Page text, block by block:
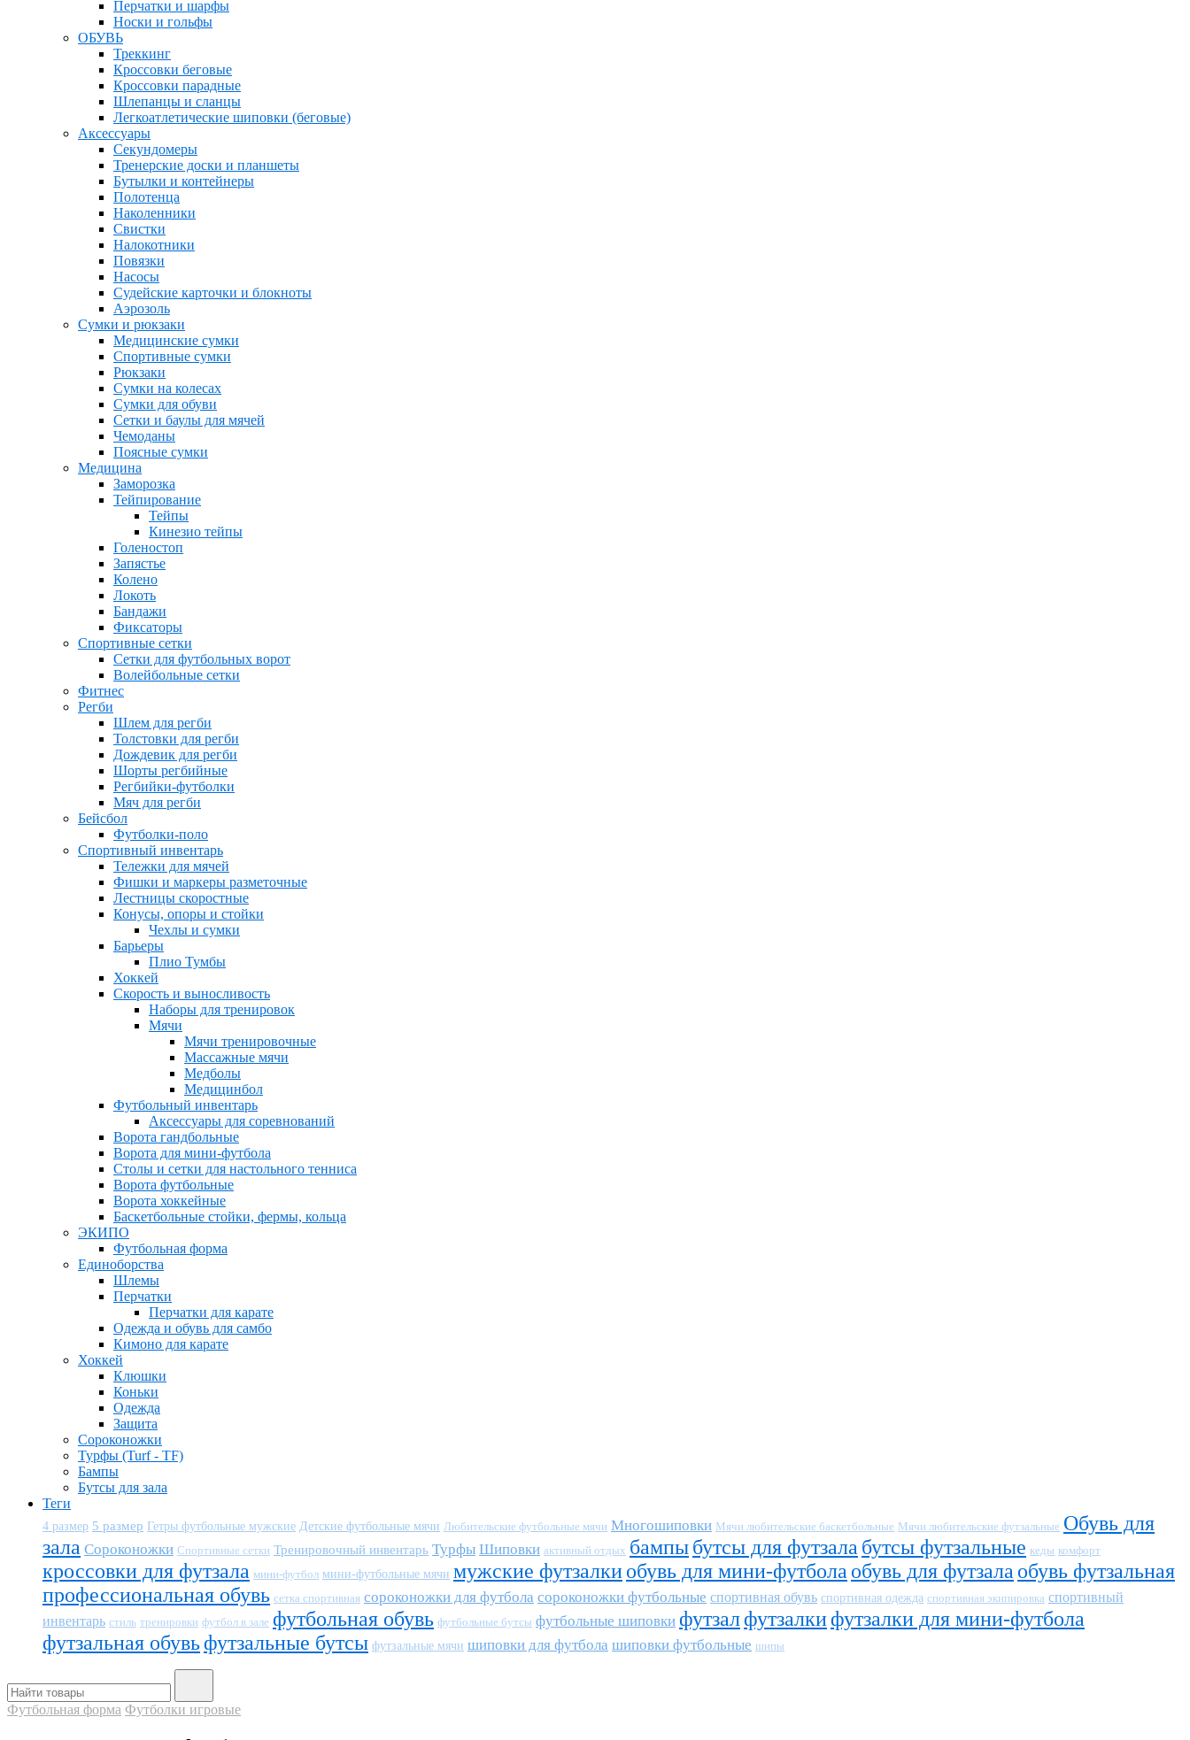
Перчатки и шарфы
Носки и гольфы
ОБУВЬ
Треккинг
Кроссовки беговые
Кроссовки парадные
Шлепанцы и сланцы
Легкоатлетические шиповки (беговые)
Аксессуары
Секундомеры
Тренерские доски и планшеты
Бутылки и контейнеры
Полотенца
Наколенники
Свистки
Налокотники
Повязки
Насосы
Судейские карточки и блокноты
Аэрозоль
Сумки и рюкзаки
Медицинские сумки
Спортивные сумки
Рюкзаки
Сумки на колесах
Сумки для обуви
Сетки и баулы для мячей
Чемоданы
Поясные сумки
Медицина
Заморозка
Тейпирование
Тейпы
Кинезио тейпы
Голеностоп
Запястье
Колено
Локоть
Бандажи
Фиксаторы
Спортивные сетки
Сетки для футбольных ворот
Волейбольные сетки
Фитнес
Регби
Шлем для регби
Толстовки для регби
Дождевик для регби
Шорты регбийные
Регбийки-футболки
Мяч для регби
Бейсбол
Футболки-поло
Спортивный инвентарь
Тележки для мячей
Фишки и маркеры разметочные
Лестницы скоростные
Конусы, опоры и стойки
Чехлы и сумки
Барьеры
Плио Тумбы
Хоккей
Скорость и выносливость
Наборы для тренировок
Мячи
Мячи тренировочные
Массажные мячи
Медболы
Медицинбол
Футбольный инвентарь
Аксессуары для соревнований
Ворота гандбольные
Ворота для мини-футбола
Столы и сетки для настольного тенниса
Ворота футбольные
Ворота хоккейные
Баскетбольные стойки, фермы, кольца
ЭКИПО
Футбольная форма
Единоборства
Шлемы
Перчатки
Перчатки для карате
Одежда и обувь для самбо
Кимоно для карате
Хоккей
Клюшки
Коньки
Одежда
Защита
Сороконожки
Турфы (Turf - TF)
Бампы
Бутсы для зала
Теги
4 размер 5 размер Гетры футбольные мужские Детские футбольные мячи Любительские футбольные мячи Многошиповки Мячи любительские баскетбольные Мячи любительские футзальные Обувь для
зала Сороконожки Спортивные сетки Тренировочный инвентарь Турфы Шиповки активный отдых бампыбутсы для футзала бутсы футзальные кеды комфорт
кроссовки для футзала мини-футбол мини-футбольные мячи мужские футзалкиобувь для мини-футбола обувь для футзала обувь футзальная
профессиональная обувь сетка спортивная сороконожки для футбола сороконожки футбольные спортивная обувь спортивная одежда спортивная экипировка спортивный
инвентарь стиль тренировки футбол в зале футбольная обувь футбольные бутсы футбольные шиповки футзалфутзалкифутзалки для мини-футбола
футзальная обувьфутзальные бутсы футзальные мячи шиповки для футбола шиповки футбольные шипы
Футбольная форма Футболки игровые